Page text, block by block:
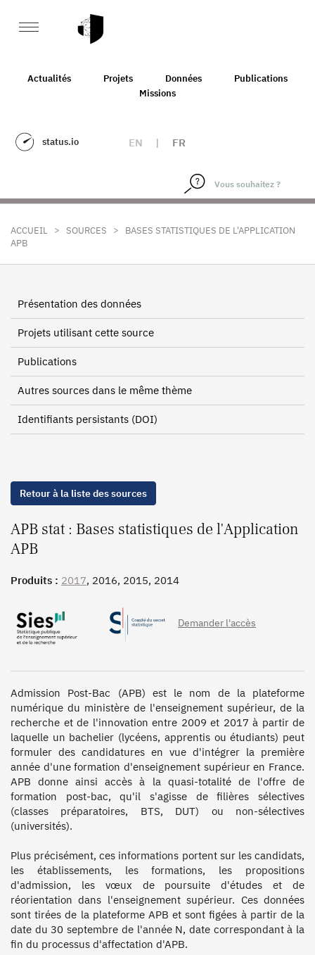
Actualités Projets Données
Publications
Missions
status.io EN | FR
ACCUEIL > SOURCES >
BASES STATISTIQUES DE L'APPLICATION
APB
Présentation des données
Projets utilisant cette source
Publications
Autres sources dans le même thème
Identifiants persistants (DOI)
Retour à la liste des sources
APB stat : Bases statistiques de l'Application
APB
Produits : 2017, 2016, 2015, 2014
Demander l'accès
Admission Post-Bac (APB) est le nom de la plateforme
numérique du ministère de l'enseignement supérieur, de la
recherche et de l'innovation entre 2009 et 2017 à partir de
laquelle un bachelier (lycéens, apprentis ou étudiants) peut
formuler des candidatures en vue d'intégrer la première
année d'une formation d'enseignement supérieur en France.
APB donne ainsi accès à la quasi-totalité de l'offre de
formation post-bac, qu'il s'agisse de filières sélectives
(classes préparatoires, BTS, DUT) ou non-sélectives
(universités).
Plus précisément, ces informations portent sur les candidats,
les établissements, les formations, les propositions
d'admission, les vœux de poursuite d'études et de
réorientation dans l'enseignement supérieur. Ces données
sont tirées de la plateforme APB et sont figées à partir de la
date du 30 septembre de l'année N, date correspondant à la
fin du processus d'affectation d'APB.